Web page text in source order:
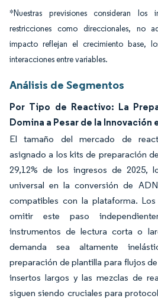
*Nuestras previsiones consideran
restricciones como direccionales, no
impacto reflejan el crecimiento base,
interacciones entre variables.
Análisis de Segmentos
Por Tipo de Reactivo: La
Domina a Pesar de la Innovación
El tamaño del mercado de
asignado a los kits de preparación
29,12% de los ingresos de 2025,
universal en la conversión de
compatibles con la plataforma.
omitir este paso
instrumentos de lectura corta o
demanda sea altamente
preparación de plantilla para flujos
insertos largos y las mezclas de
siguen siendo cruciales para